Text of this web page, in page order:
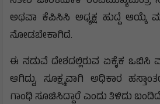
ಅಥವಾ ಕೆಪಿಸಿಸಿ ಅಧ್ಯಕ್ಷ ಹುದ್ದೆ ಆಯ್ಕೆ
ನೋಡಬೇಕಾಗಿದೆ.
ಈ ನಡುವೆ ದೇಶದಲ್ಲಿರುವ ಏಕೈಕ ಒಬಿಸಿ
ಆಗಿದ್ದು, ಸೂಕ್ಷ್ಮವಾಗಿ ಅಧಿಕಾರ
ಗಾಂಧಿ ಸೂಚಿಸಿದ್ದಾರೆ ಎಂದು ತಿಳಿದು